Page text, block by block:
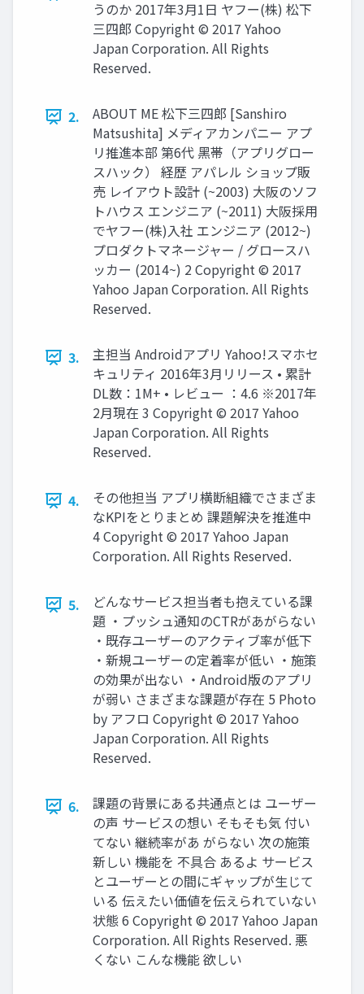
うのか 2017年3月1日 ヤフー(株) 松下
三四郎 Copyright © 2017 Yahoo
Japan Corporation. All Rights
Reserved.
2.
ABOUT ME 松下三四郎 [Sanshiro
Matsushita] メディアカンパニー アプ
リ推進本部 第6代 ⿊帯（アプリグロー
スハック） 経歴 アパレル ショップ販
売 レイアウト設計 (~2003) ⼤阪のソフ
トハウス エンジニア (~2011) ⼤阪採⽤
でヤフー(株)⼊社 エンジニア (2012~)
プロダクトマネージャー / グロースハ
ッカー (2014~) 2 Copyright © 2017
Yahoo Japan Corporation. All Rights
Reserved.
3.
主担当 Androidアプリ Yahoo!スマホセ
キュリティ 2016年3⽉リリース • 累計
DL数：1M+ • レビュー ：4.6 ※2017年
2⽉現在 3 Copyright © 2017 Yahoo
Japan Corporation. All Rights
Reserved.
4.
その他担当 アプリ横断組織でさまざま
なKPIをとりまとめ 課題解決を推進中
4 Copyright © 2017 Yahoo Japan
Corporation. All Rights Reserved.
5.
どんなサービス担当者も抱えている課
題 ・プッシュ通知のCTRがあがらない
・既存ユーザーのアクティブ率が低下
・新規ユーザーの定着率が低い ・施策
の効果が出ない ・Android版のアプリ
が弱い さまざまな課題が存在 5 Photo
by アフロ Copyright © 2017 Yahoo
Japan Corporation. All Rights
Reserved.
6.
課題の背景にある共通点とは ユーザー
の声 サービスの想い そもそも気 付い
てない 継続率があ がらない 次の施策
新しい 機能を 不具合 あるよ サービス
とユーザーとの間にギャップが⽣じて
いる 伝えたい価値を伝えられていない
状態 6 Copyright © 2017 Yahoo Japan
Corporation. All Rights Reserved. 悪
くない こんな機能 欲しい